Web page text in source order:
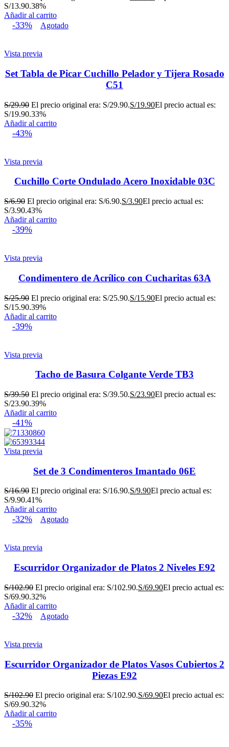
S/13.90.38%
Añadir al carrito
-33% Agotado
Vista previa
Set Tabla de Picar Cuchillo Pelador y Tijera Rosado
C51
S/29.90 El precio original era: S/29.90.S/19.90El precio actual es:
S/19.90.33%
Añadir al carrito
-43%
Vista previa
Cuchillo Corte Ondulado Acero Inoxidable 03C
S/6.90 El precio original era: S/6.90.S/3.90El precio actual es:
S/3.90.43%
Añadir al carrito
-39%
Vista previa
Condimentero de Acrílico con Cucharitas 63A
S/25.90 El precio original era: S/25.90.S/15.90El precio actual es:
S/15.90.39%
Añadir al carrito
-39%
Vista previa
Tacho de Basura Colgante Verde TB3
S/39.50 El precio original era: S/39.50.S/23.90El precio actual es:
S/23.90.39%
Añadir al carrito
-41%
Vista previa
Set de 3 Condimenteros Imantado 06E
S/16.90 El precio original era: S/16.90.S/9.90El precio actual es:
S/9.90.41%
Añadir al carrito
-32% Agotado
Vista previa
Escurridor Organizador de Platos 2 Niveles E92
S/102.90 El precio original era: S/102.90.S/69.90El precio actual es:
S/69.90.32%
Añadir al carrito
-32% Agotado
Vista previa
Escurridor Organizador de Platos Vasos Cubiertos 2
Piezas E92
S/102.90 El precio original era: S/102.90.S/69.90El precio actual es:
S/69.90.32%
Añadir al carrito
-35%